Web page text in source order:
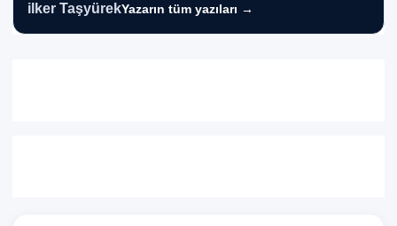
ilker TaşyürekYazarın tüm yazıları →